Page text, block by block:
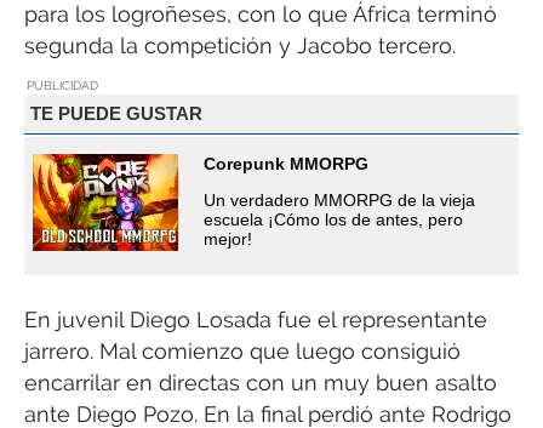
para los logroñeses, con lo que África terminó
segunda la competición y Jacobo tercero.
PUBLICIDAD
TE PUEDE GUSTAR
Corepunk MMORPG
Un verdadero MMORPG de la vieja
escuela ¡Cómo los de antes, pero
mejor!
En juvenil Diego Losada fue el representante
jarrero. Mal comienzo que luego consiguió
encarrilar en directas con un muy buen asalto
ante Diego Pozo. En la final perdió ante Rodrigo